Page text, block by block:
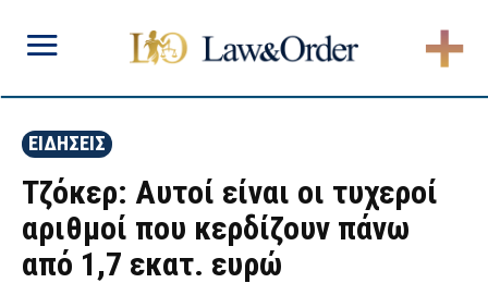
ΕΙΔΗΣΕΙΣ
Τζόκερ: Αυτοί είναι οι τυχεροί
αριθμοί που κερδίζουν πάνω
από 1,7 εκατ. ευρώ